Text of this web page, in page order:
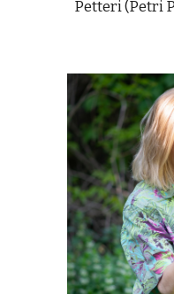
Petteri (Petri